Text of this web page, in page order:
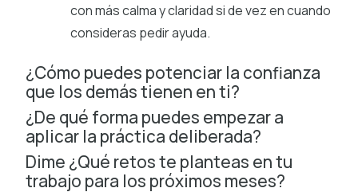
con más calma y claridad si de vez en cuando
consideras pedir ayuda.
¿Cómo puedes potenciar la confianza
que los demás tienen en ti?
¿De qué forma puedes empezar a
aplicar la práctica deliberada?
Dime ¿Qué retos te planteas en tu
trabajo para los próximos meses?